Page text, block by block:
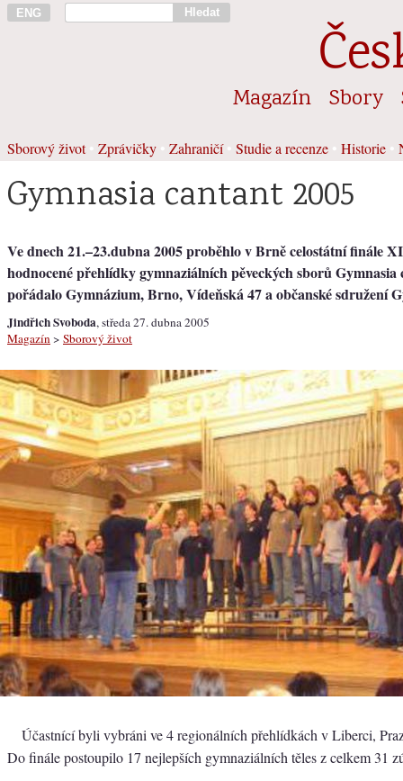
ENG Hledat
Magazín Sbory
Sborový život• Zprávičky Zahraničí• Studie a recenze Historie
Gymnasia cantant 2005
Ve dnech 21.–23.dubna 2005 proběhlo v Brně celostátní finále
hodnocené přehlídky gymnaziálních pěveckých sborů
pořádalo Gymnázium, Brno, Vídeňská 47 a občanské sdružení
Jindřich Svoboda, středa 27. dubna 2005
Magazín > Sborový život
Účastnící byli vybráni ve 4 regionálních přehlídkách v Liberci,
Do finále postoupilo 17 nejlepších gymnaziálních těles z celkem 31